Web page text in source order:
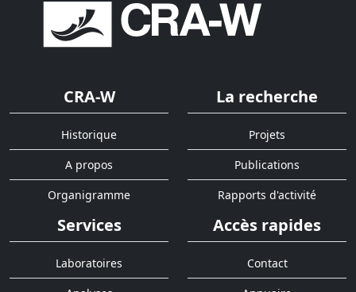
CRA-W
Historique
A propos
Organigramme
La recherche
Projets
Publications
Rapports d'activité
Services
Laboratoires
Accès rapides
Contact